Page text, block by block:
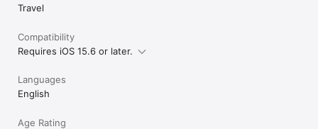
Travel
Compatibility
Requires iOS 15.6 or later.
Languages
English
Age Rating